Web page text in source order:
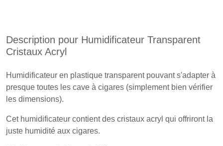
Description pour Humidificateur Transparent
Cristaux Acryl
Humidificateur en plastique transparent pouvant s'adapter à
presque toutes les cave à cigares (simplement bien vérifier
les dimensions).
Cet humidificateur contient des cristaux acryl qui offriront la
juste humidité aux cigares.